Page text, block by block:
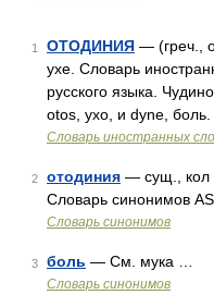
1 ОТОДИНИЯ — (греч.,
ухе. Словарь
русского языка.
otos, ухо, и dyne,
Словарь иностранных
2 отодиния — сущ., кол
Словарь синонимов
Словарь синонимов
3 боль — См. мука …
Словарь синонимов